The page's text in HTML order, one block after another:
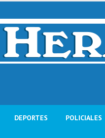
DEPORTES POLICIALES